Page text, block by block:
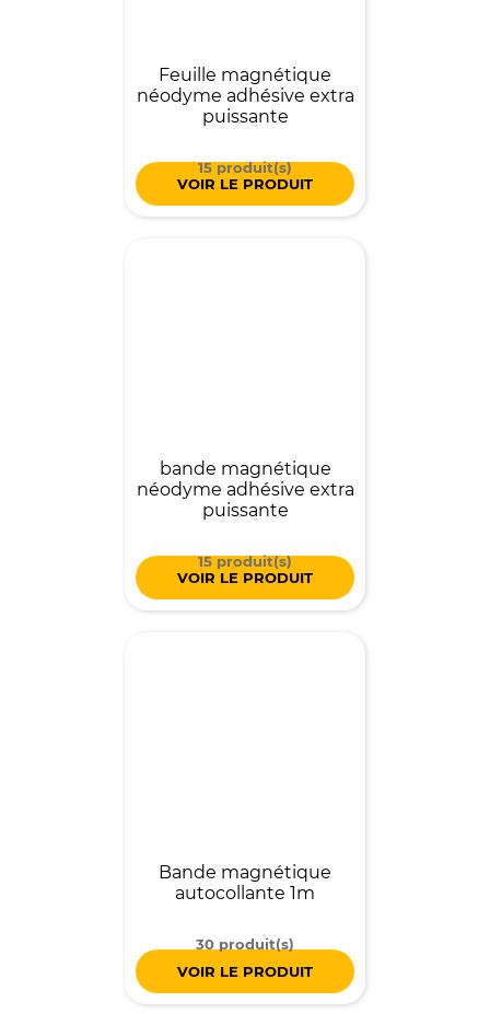
Feuille magnétique
néodyme adhésive extra
puissante
15 produit(s)
VOIR LE PRODUIT
bande magnétique
néodyme adhésive extra
puissante
15 produit(s)
VOIR LE PRODUIT
Bande magnétique
autocollante 1m
30 produit(s)
VOIR LE PRODUIT